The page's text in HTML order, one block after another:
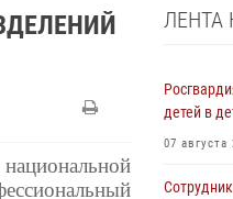
ЛЕНТА
детей в
07 августа